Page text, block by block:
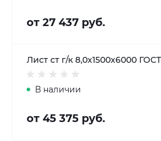
от 27 437 руб.
Лист ст г/к 8,0х1500х6000
В наличии
от 45 375 руб.